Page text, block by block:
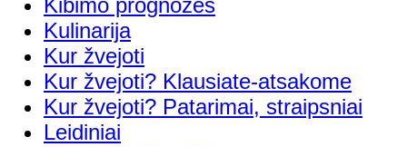
Kulinarija
Kur žvejoti
Kur žvejoti? Klausiate-atsakome
Kur žvejoti? Patarimai, straipsniai
Leidiniai